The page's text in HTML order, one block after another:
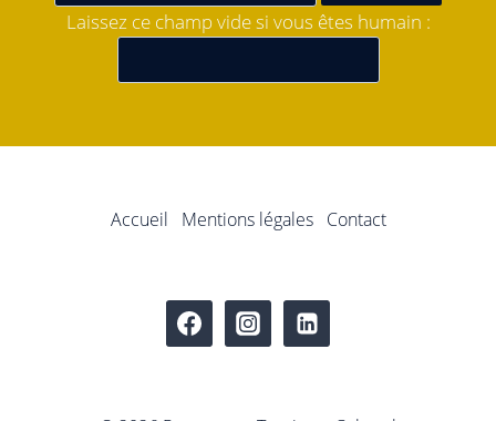
Laissez ce champ vide si vous êtes humain :
Accueil Mentions légales Contact